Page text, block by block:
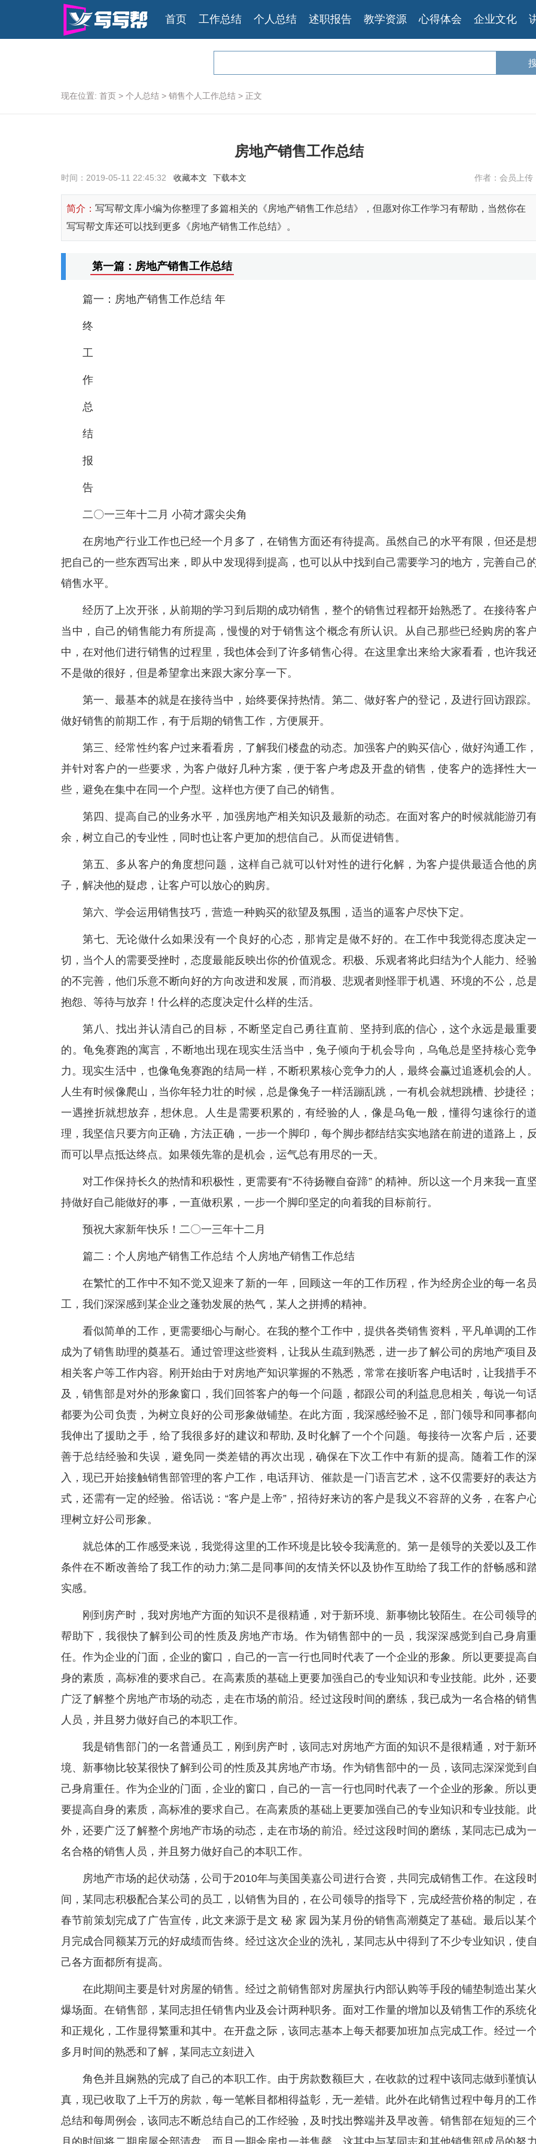
首页 工作总结 个人总结 述职报告 教学资源 心得体会 企业文化
现在位置: 首页 > 个人总结 > 销售个人工作总结 > 正文
房地产销售工作总结
时间：2019-05-11 22:45:32 收藏本文 下载本文 作者：会员上传
简介： 写写帮文库小编为你整理了多篇相关的《房地产销售工作总结》，但愿对你工作学习有帮助，当然你在
写写帮文库还可以找到更多《房地产销售工作总结》。
第一篇：房地产销售工作总结
篇一：房地产销售工作总结 年
终
工
作
总
结
报
告
二〇一三年十二月 小荷才露尖尖角
在房地产行业工作也已经一个月多了，在销售方面还有待提高。虽然自己的水平有限，但还是想
把自己的一些东西写出来，即从中发现得到提高，也可以从中找到自己需要学习的地方，完善自己
销售水平。
经历了上次开张，从前期的学习到后期的成功销售，整个的销售过程都开始熟悉了。在接待客户
当中，自己的销售能力有所提高，慢慢的对于销售这个概念有所认识。从自己那些已经购房的客户
中，在对他们进行销售的过程里，我也体会到了许多销售心得。在这里拿出来给大家看看，也许我
不是做的很好，但是希望拿出来跟大家分享一下。
第一、最基本的就是在接待当中，始终要保持热情。第二、做好客户的登记，及进行回访跟踪。
做好销售的前期工作，有于后期的销售工作，方便展开。
第三、经常性约客户过来看看房，了解我们楼盘的动态。加强客户的购买信心，做好沟通工作，
并针对客户的一些要求，为客户做好几种方案，便于客户考虑及开盘的销售，使客户的选择性大一
些，避免在集中在同一个户型。这样也方便了自己的销售。
第四、提高自己的业务水平，加强房地产相关知识及最新的动态。在面对客户的时候就能游刃
余，树立自己的专业性，同时也让客户更加的想信自己。从而促进销售。
第五、多从客户的角度想问题，这样自己就可以针对性的进行化解，为客户提供最适合他的
子，解决他的疑虑，让客户可以放心的购房。
第六、学会运用销售技巧，营造一种购买的欲望及氛围，适当的逼客户尽快下定。
第七、无论做什么如果没有一个良好的心态，那肯定是做不好的。在工作中我觉得态度决定
切，当个人的需要受挫时，态度最能反映出你的价值观念。积极、乐观者将此归结为个人能力、经
的不完善，他们乐意不断向好的方向改进和发展，而消极、悲观者则怪罪于机遇、环境的不公，总
抱怨、等待与放弃！什么样的态度决定什么样的生活。
第八、找出并认清自己的目标，不断坚定自己勇往直前、坚持到底的信心，这个永远是最重
的。龟兔赛跑的寓言，不断地出现在现实生活当中，兔子倾向于机会导向，乌龟总是坚持核心竞
力。现实生活中，也像龟兔赛跑的结局一样，不断积累核心竞争力的人，最终会赢过追逐机会的人。
人生有时候像爬山，当你年轻力壮的时候，总是像兔子一样活蹦乱跳，一有机会就想跳槽、抄捷径；
一遇挫折就想放弃，想休息。人生是需要积累的，有经验的人，像是乌龟一般，懂得匀速徐行的道
理，我坚信只要方向正确，方法正确，一步一个脚印，每个脚步都结结实实地踏在前进的道路上，反
而可以早点抵达终点。如果领先靠的是机会，运气总有用尽的一天。
对工作保持长久的热情和积极性，更需要有“不待扬鞭自奋蹄” 的精神。所以这一个月来我一直
持做好自己能做好的事，一直做积累，一步一个脚印坚定的向着我的目标前行。
预祝大家新年快乐！二〇一三年十二月
篇二：个人房地产销售工作总结 个人房地产销售工作总结
在繁忙的工作中不知不觉又迎来了新的一年，回顾这一年的工作历程，作为经房企业的每一名员
工，我们深深感到某企业之蓬勃发展的热气，某人之拼搏的精神。
看似简单的工作，更需要细心与耐心。在我的整个工作中，提供各类销售资料，平凡单调的工
成为了销售助理的奠基石。通过管理这些资料，让我从生疏到熟悉，进一步了解公司的房地产项目及
相关客户等工作内容。刚开始由于对房地产知识掌握的不熟悉，常常在接听客户电话时，让我措手
及，销售部是对外的形象窗口，我们回答客户的每一个问题，都跟公司的利益息息相关，每说一句
都要为公司负责，为树立良好的公司形象做铺垫。在此方面，我深感经验不足，部门领导和同事都向
我伸出了援助之手，给了我很多好的建议和帮助, 及时化解了一个个问题。每接待一次客户后，还
善于总结经验和失误，避免同一类差错的再次出现，确保在下次工作中有新的提高。随着工作的深
入，现已开始接触销售部管理的客户工作，电话拜访、催款是一门语言艺术，这不仅需要好的表达
式，还需有一定的经验。俗话说：“客户是上帝”，招待好来访的客户是我义不容辞的义务，在客户
理树立好公司形象。
就总体的工作感受来说，我觉得这里的工作环境是比较令我满意的。第一是领导的关爱以及工
条件在不断改善给了我工作的动力;第二是同事间的友情关怀以及协作互助给了我工作的舒畅感和
实感。
刚到房产时，我对房地产方面的知识不是很精通，对于新环境、新事物比较陌生。在公司领导的
帮助下，我很快了解到公司的性质及房地产市场。作为销售部中的一员，我深深感觉到自己身肩重
任。作为企业的门面，企业的窗口，自己的一言一行也同时代表了一个企业的形象。所以更要提高自
身的素质，高标准的要求自己。在高素质的基础上更要加强自己的专业知识和专业技能。此外，还
广泛了解整个房地产市场的动态，走在市场的前沿。经过这段时间的磨练，我已成为一名合格的销售
人员，并且努力做好自己的本职工作。
我是销售部门的一名普通员工，刚到房产时，该同志对房地产方面的知识不是很精通，对于新环
境、新事物比较某很快了解到公司的性质及其房地产市场。作为销售部中的一员，该同志深深觉到自
己身肩重任。作为企业的门面，企业的窗口，自己的一言一行也同时代表了一个企业的形象。所以
要提高自身的素质，高标准的要求自己。在高素质的基础上更要加强自己的专业知识和专业技能。
外，还要广泛了解整个房地产市场的动态，走在市场的前沿。经过这段时间的磨练，某同志已成为
名合格的销售人员，并且努力做好自己的本职工作。
房地产市场的起伏动荡，公司于2010年与美国美嘉公司进行合资，共同完成销售工作。在这段
间，某同志积极配合某公司的员工，以销售为目的，在公司领导的指导下，完成经营价格的制定，
春节前策划完成了广告宣传，此文来源于是文 秘 家 园为某月份的销售高潮奠定了基础。最后以某
月完成合同额某万元的好成绩而告终。经过这次企业的洗礼，某同志从中得到了不少专业知识，使自
己各方面都所有提高。
在此期间主要是针对房屋的销售。经过之前销售部对房屋执行内部认购等手段的铺垫制造出某火
爆场面。在销售部，某同志担任销售内业及会计两种职务。面对工作量的增加以及销售工作的系统
和正规化，工作显得繁重和其中。在开盘之际，该同志基本上每天都要加班加点完成工作。经过一
多月时间的熟悉和了解，某同志立刻进入
角色并且娴熟的完成了自己的本职工作。由于房款数额巨大，在收款的过程中该同志做到谨慎认
真，现已收取了上千万的房款，每一笔帐目都相得益彰，无一差错。此外在此销售过程中每月的工
总结和每周例会，该同志不断总结自己的工作经验，及时找出弊端并及早改善。销售部在短短的三
月的时间将二期房屋全部清盘，而且一期余房也一并售罄，这其中与某同志和其他销售部成员的努力